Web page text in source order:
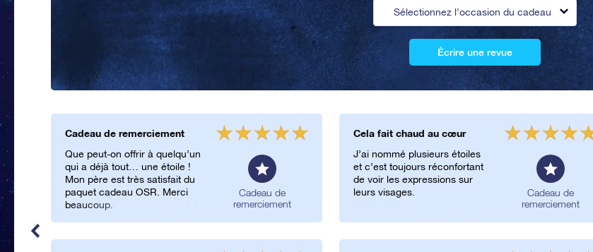
Sélectionnez l'occasion du cadeau
Écrire une revue
Cadeau de remerciement
Que peut-on offrir à quelqu’un
qui a déjà tout… une étoile !
Mon père est très satisfait du
paquet cadeau OSR. Merci
beaucoup.
Cadeau de
remerciement
Cela fait chaud au cœur
J’ai nommé plusieurs étoiles
et c’est toujours réconfortant
de voir les expressions sur
leurs visages.
Cadeau de
remerciement